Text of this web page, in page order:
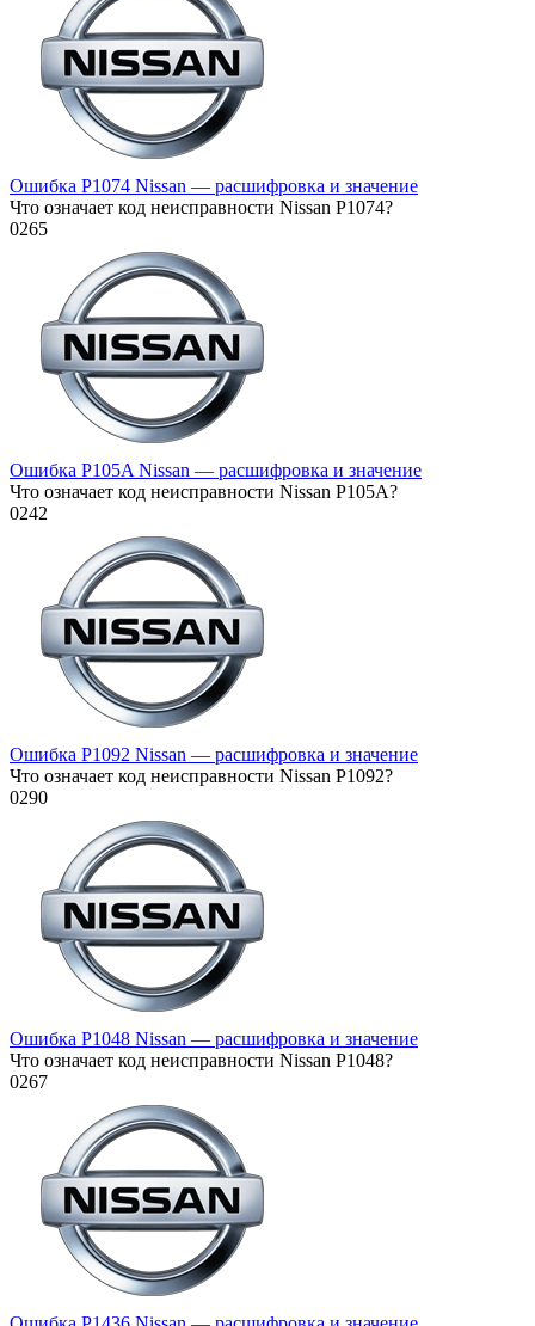
Ошибка P1074 Nissan — расшифровка и значение
Что означает код неисправности Nissan P1074?
0265
Ошибка P105A Nissan — расшифровка и значение
Что означает код неисправности Nissan P105A?
0242
Ошибка P1092 Nissan — расшифровка и значение
Что означает код неисправности Nissan P1092?
0290
Ошибка P1048 Nissan — расшифровка и значение
Что означает код неисправности Nissan P1048?
0267